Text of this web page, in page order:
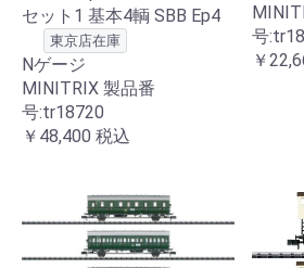
セット1 基本4輌 SBB Ep4
東京店在庫
Nゲージ
MINITRIX 製品番
号:tr18720
￥48,400 税込
号
￥